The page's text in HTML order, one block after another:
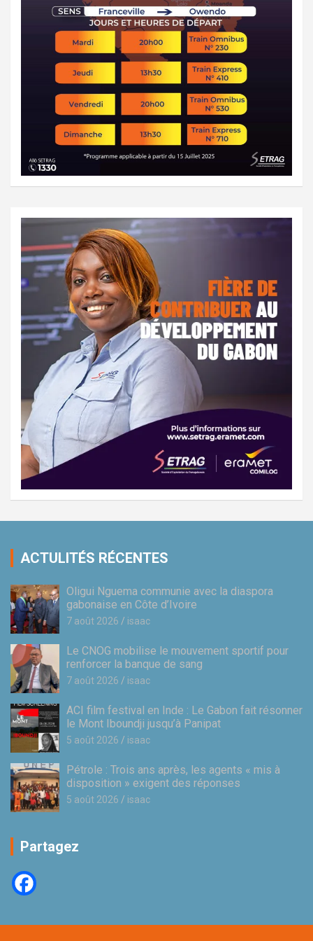
ACTULITÉS RÉCENTES
Oligui Nguema communie avec la diaspora
gabonaise en Côte d’Ivoire
7 août 2026 isaac
Le CNOG mobilise le mouvement sportif pour
renforcer la banque de sang
7 août 2026 isaac
ACI film festival en Inde : Le Gabon fait résonner
le Mont Iboundji jusqu’à Panipat
5 août 2026 isaac
Pétrole : Trois ans après, les agents « mis à
disposition » exigent des réponses
5 août 2026 isaac
Partagez